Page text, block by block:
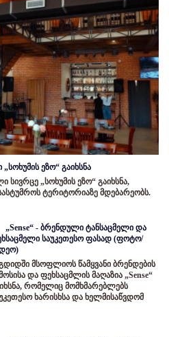
ეზო“ გაიხსნა
„სოხუმის ეზო“ გაიხსნა,
ტერიტორიაზე მდებარეობს.
„Sense“ - ბრენდული ტანსაცმელი და
საუკეთესო ფასად (ფოტო/
მსოფლიოს წამყვანი ბრენდების
და ფეხსაცმლის მაღაზია „Sense“
რომელიც მომხმარებლებს
ხარისხსა და ხელმისაწვდომ